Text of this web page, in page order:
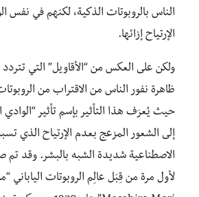
الناس بالروبوتات الذكية، لكنهم في
الإرتياح إزائها.
ولكن على العكس من “الأقاويل” التي
ظاهرة نفور الناس من الاقتراب من
حيث يُعرَف هذا التأثير بإسم تأثير
إلى الشعور المزعج بعدم الإرتياح الذي
الاصطناعية شديدة الشبه بالبشر. وقد تم
لأول مرة من قِبَل عالِم الروبوتات الياباني